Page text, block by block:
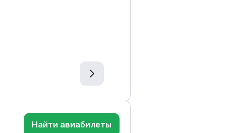
Найти авиабилеты